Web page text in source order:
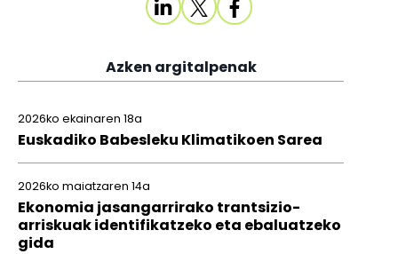
Azken argitalpenak
2026ko ekainaren 18a
Euskadiko Babesleku Klimatikoen Sarea
2026ko maiatzaren 14a
Ekonomia jasangarrirako trantsizio-
arriskuak identifikatzeko eta ebaluatzeko
gida